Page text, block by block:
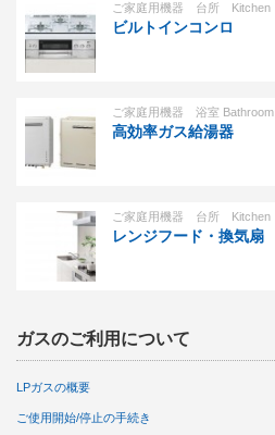
ご家庭用機器 台所 Kitchen
ビルトインコンロ
ご家庭用機器 浴室 Bathroom
高効率ガス給湯器
ご家庭用機器 台所 Kitchen
レンジフード・換気扇
ガスのご利用について
LPガスの概要
ご使用開始/停止の手続き